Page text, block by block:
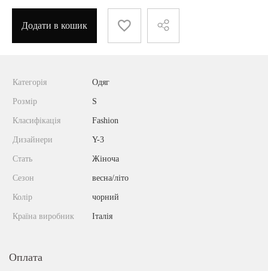
Додати в кошик
Категорія Одяг
Розмір S
Класифікація Fashion
Дизайнери Y-3
Стать Жіноча
Сезон весна/літо
Колір чорний
Країна виробник Італія
Оплата